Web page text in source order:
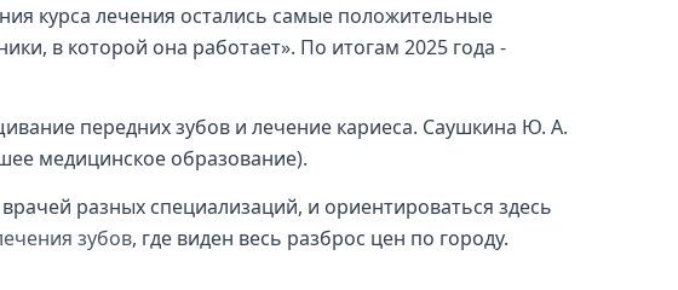
курса лечения остались самые положительные
в которой она работает». По итогам 2025 года -
передних зубов и лечение кариеса. Саушкина Ю. А.
медицинское образование).
разных специализаций, и ориентироваться здесь
зубов, где виден весь разброс цен по городу.